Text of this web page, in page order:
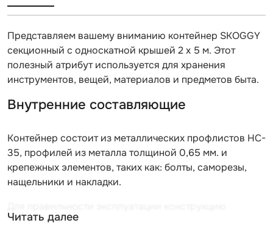
Представляем вашему вниманию контейнер SKOGGY
секционный с односкатной крышей 2 х 5 м. Этот
полезный атрибут используется для хранения
инструментов, вещей, материалов и предметов быта.
Внутренние составляющие
Контейнер состоит из металлических профлистов HC-
35, профилей из металла толщиной 0,65 мм. и
крепежных элементов, таких как: болты, саморезы,
нащельники и накладки.
рекомендуется устанавливать на твердую ровную
Читать далее